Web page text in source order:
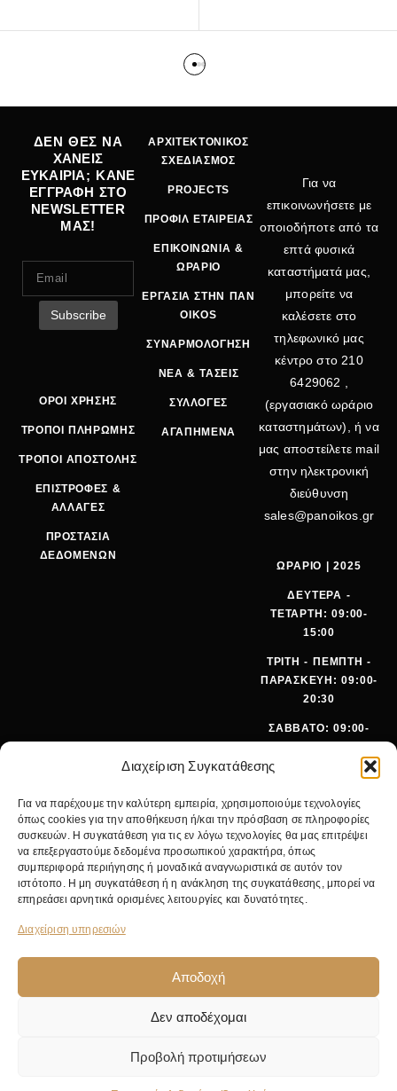
Διαχείριση Συγκατάθεσης
Για να παρέχουμε την καλύτερη εμπειρία, χρησιμοποιούμε τεχνολογίες
όπως cookies για την αποθήκευση ή/και την πρόσβαση σε πληροφορίες
συσκευών. Η συγκατάθεση για τις εν λόγω τεχνολογίες θα μας επιτρέψει
να επεξεργαστούμε δεδομένα προσωπικού χαρακτήρα, όπως
συμπεριφορά περιήγησης ή μοναδικά αναγνωριστικά σε αυτόν τον
ιστότοπο. Η μη συγκατάθεση ή η ανάκληση της συγκατάθεσης, μπορεί να
επηρεάσει αρνητικά ορισμένες λειτουργίες και δυνατότητες.
Διαχείριση υπηρεσιών
Αποδοχή
Δεν αποδέχομαι
Προβολή προτιμήσεων
ΔΕΝ ΘΕΣ ΝΑ
ΧΑΝΕΙΣ
ΕΥΚΑΙΡΙΑ; ΚΑΝΕ
ΕΓΓΡΑΦΗ ΣΤΟ
NEWSLETTER
ΜΑΣ!
ΟΡΟΙ ΧΡΗΣΗΣ
ΤΡΟΠΟΙ ΠΛΗΡΩΜΗΣ
ΤΡΟΠΟΙ ΑΠΟΣΤΟΛΗΣ
ΕΠΙΣΤΡΟΦΕΣ &
ΑΛΛΑΓΕΣ
ΠΡΟΣΤΑΣΙΑ
ΔΕΔΟΜΕΝΩΝ
ΑΡΧΙΤΕΚΤΟΝΙΚΟΣ
ΣΧΕΔΙΑΣΜΟΣ
PROJECTS
ΠΡΟΦΙΛ ΕΤΑΙΡΕΙΑΣ
ΕΠΙΚΟΙΝΩΝΙΑ &
ΩΡΑΡΙΟ
ΕΡΓΑΣΙΑ ΣΤΗΝ ΠΑΝ
OIKOS
ΣΥΝΑΡΜΟΛΟΓΗΣΗ
ΝΕΑ & ΤΑΣΕΙΣ
ΣΥΛΛΟΓΕΣ
ΑΓΑΠΗΜΕΝΑ
Για να
επικοινωνήσετε με
οποιοδήποτε από τα
επτά φυσικά
καταστήματά μας,
μπορείτε να
καλέσετε στο
τηλεφωνικό μας
κέντρο στο 210
6429062
(εργασιακό ωράριο
καταστημάτων), ή να
μας αποστείλετε mail
στην ηλεκτρονική
διεύθυνση
sales@panoikos.gr
ΩΡΑΡΙΟ | 2025
ΔΕΥΤΕΡΑ -
ΤΕΤΑΡΤΗ: 09:00-
15:00
ΤΡΙΤΗ - ΠΕΜΠΤΗ -
ΠΑΡΑΣΚΕΥΗ: 09:00-
20:30
ΣΑΒΒΑΤΟ: 09:00-
ΩΝΟ:
642 9062
EMA
IL:
SALES@PANOI
KOS.GR
ΚΕΝΤΡΙΚ
Ο
ΚΑΤΑΣΤΗ
ΝΙΚ.
ΓΚΥΖΗ 24,